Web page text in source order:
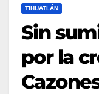
TIHUATLÁN
Sin
por la